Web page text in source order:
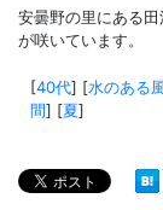
安曇野の里にある
が咲いています。
[40代] [水のある
間] [夏]